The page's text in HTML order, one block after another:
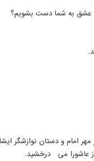
و عشق به شما دست بشویم؟
امام و دستان نوازشگر
عاشورا می درخشید.